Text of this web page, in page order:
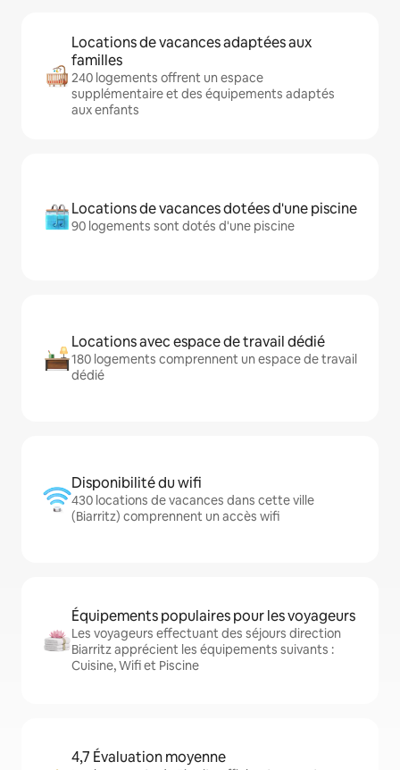
Locations de vacances adaptées aux
familles
240 logements offrent un espace
supplémentaire et des équipements adaptés
aux enfants
Locations de vacances dotées d'une piscine
90 logements sont dotés d'une piscine
Locations avec espace de travail dédié
180 logements comprennent un espace de travail
dédié
Disponibilité du wifi
430 locations de vacances dans cette ville
(Biarritz) comprennent un accès wifi
Équipements populaires pour les voyageurs
Les voyageurs effectuant des séjours direction
Biarritz apprécient les équipements suivants :
Cuisine, Wifi et Piscine
4,7 Évaluation moyenne